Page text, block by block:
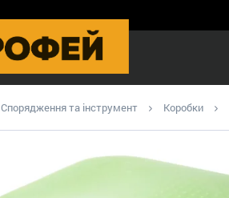
Спорядження та інструмент Коробки